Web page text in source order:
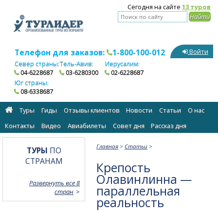
Сегодня на сайте 13 туров
Телефон для заказов: 1-800-100-012
Север страны:
04-6228687
Тель-Авив:
03-6280300
Иерусалим:
02-6228687
Юг страны:
08-6338687
Войти
Туры Гиды Отзывы клиентов Новости Статьи
О нас
Контакты
Видео Авиабилеты Cовет дня Рассказ дня
Главная > Статьи >
Крепость
Олавинлинна —
параллельная
реальность
ТУРЫ ПО
СТРАНАМ
Развернуть все 8
стран